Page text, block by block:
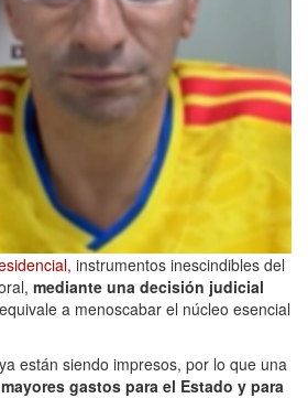
instrumentos inescindibles del
mediante una decisión judicial
equivale a menoscabar el núcleo esencial
están siendo impresos, por lo que una
gastos para el Estado y para